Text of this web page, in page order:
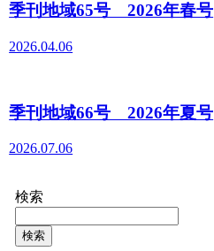
季刊地域65号 2026年春号
2026.04.06
季刊地域66号 2026年夏号
2026.07.06
検索
検索